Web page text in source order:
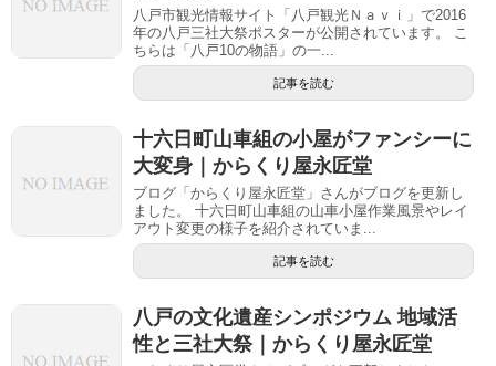
八戸市観光情報サイト「八戸観光Ｎａｖｉ」で2016
年の八戸三社大祭ポスターが公開されています。 こ
ちらは「八戸10の物語」の一...
記事を読む
十六日町山車組の小屋がファンシーに
大変身｜からくり屋永匠堂
ブログ「からくり屋永匠堂」さんがブログを更新し
ました。 十六日町山車組の山車小屋作業風景やレイ
アウト変更の様子を紹介されていま...
記事を読む
八戸の文化遺産シンポジウム 地域活
性と三社大祭｜からくり屋永匠堂